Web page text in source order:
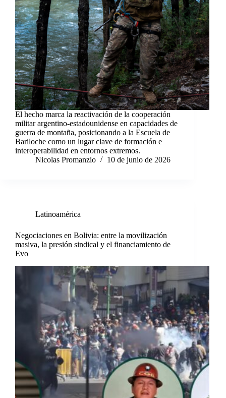
El hecho marca la reactivación de la cooperación
militar argentino-estadounidense en capacidades de
guerra de montaña, posicionando a la Escuela de
Bariloche como un lugar clave de formación e
interoperabilidad en entornos extremos.
Nicolas Promanzio
10 de junio de 2026
Latinoamérica
Negociaciones en Bolivia: entre la movilización
masiva, la presión sindical y el financiamiento de
Evo